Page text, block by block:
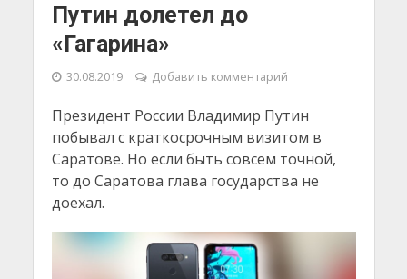
Путин долетел до
«Гагарина»
30.08.2019 Добавить комментарий
Президент России Владимир Путин
побывал с краткосрочным визитом в
Саратове. Но если быть совсем точной,
то до Саратова глава государства не
доехал.